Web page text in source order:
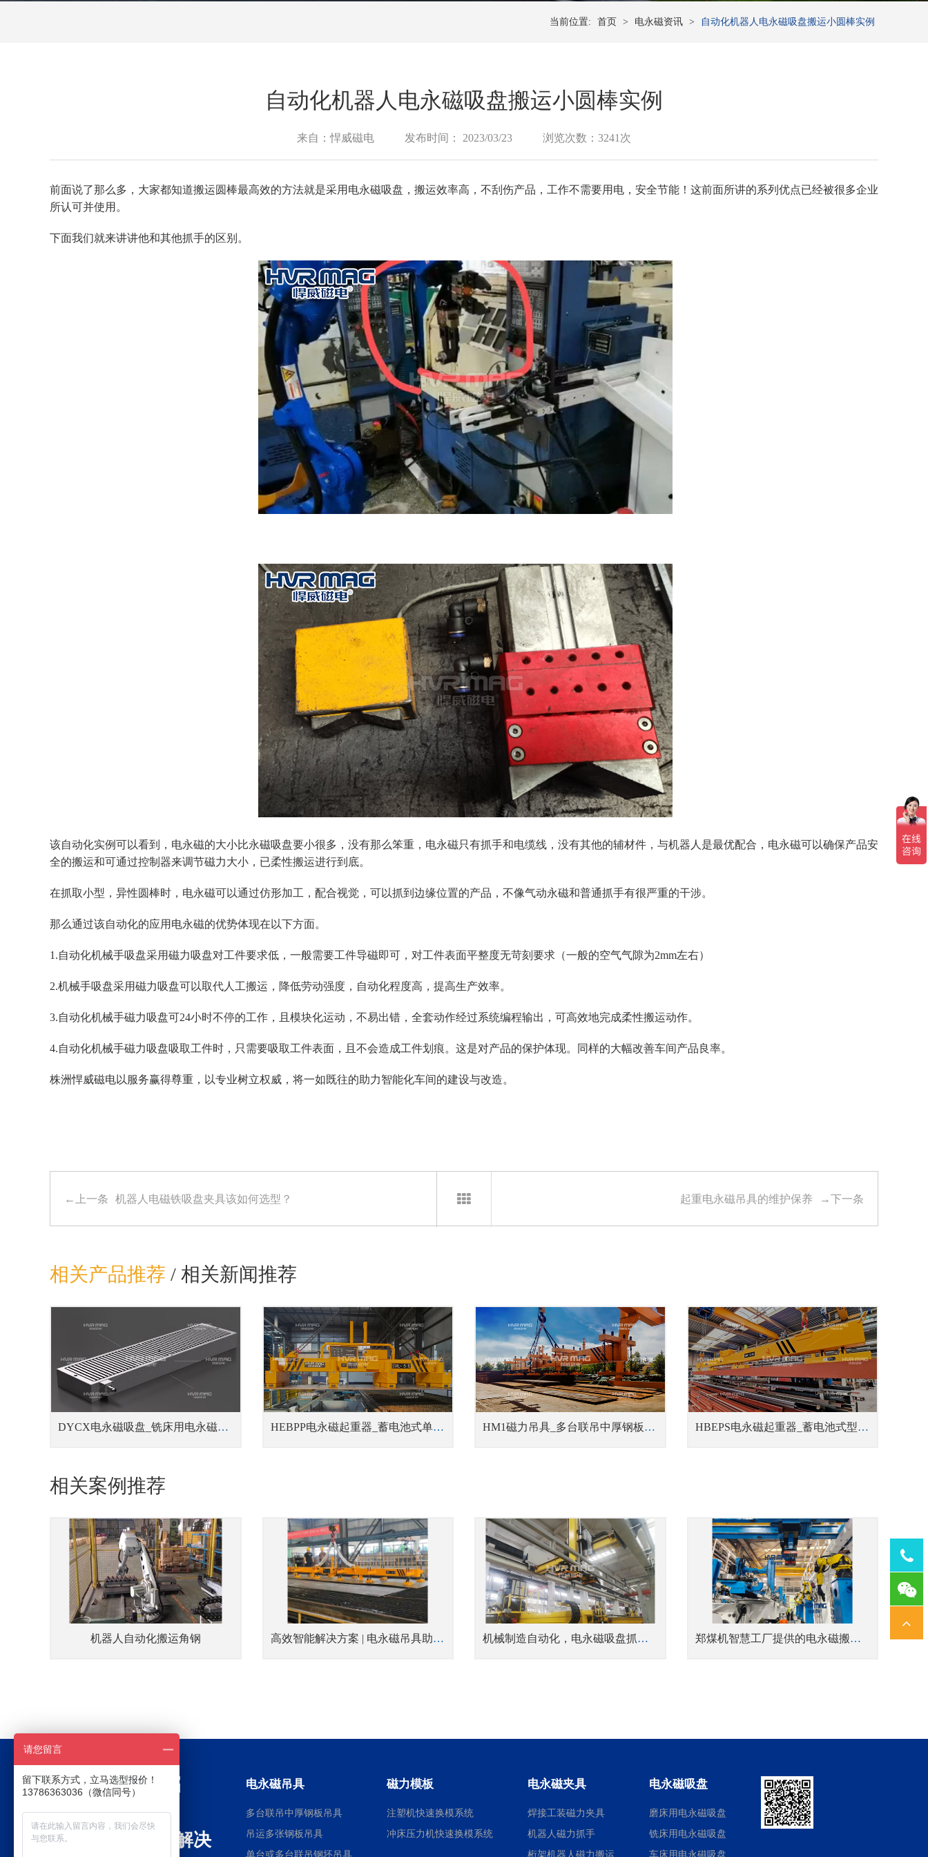
当前位置: 首页 > 电永磁资讯 > 自动化机器人电永磁吸盘搬运小圆棒实例
自动化机器人电永磁吸盘搬运小圆棒实例
来自：悍威磁电 发布时间： 2023/03/23 浏览次数：3241次
前面说了那么多，大家都知道搬运圆棒最高效的方法就是采用电永磁吸盘，搬运效率高，不刮伤产品，工作不需要用电，安全节能！这前面所讲的系列优点已经被很多企业
所认可并使用。
下面我们就来讲讲他和其他抓手的区别。
该自动化实例可以看到，电永磁的大小比永磁吸盘要小很多，没有那么笨重，电永磁只有抓手和电缆线，没有其他的辅材件，与机器人是最优配合，电永磁可以确保产品安
全的搬运和可通过控制器来调节磁力大小，已柔性搬运进行到底。
在抓取小型，异性圆棒时，电永磁可以通过仿形加工，配合视觉，可以抓到边缘位置的产品，不像气动永磁和普通抓手有很严重的干涉。
那么通过该自动化的应用电永磁的优势体现在以下方面。
1.自动化机械手吸盘采用磁力吸盘对工件要求低，一般需要工件导磁即可，对工件表面平整度无苛刻要求（一般的空气气隙为2mm左右）
2.机械手吸盘采用磁力吸盘可以取代人工搬运，降低劳动强度，自动化程度高，提高生产效率。
3.自动化机械手磁力吸盘可24小时不停的工作，且模块化运动，不易出错，全套动作经过系统编程输出，可高效地完成柔性搬运动作。
4.自动化机械手磁力吸盘吸取工件时，只需要吸取工件表面，且不会造成工件划痕。这是对产品的保护体现。同样的大幅改善车间产品良率。
株洲悍威磁电以服务赢得尊重，以专业树立权威，将一如既往的助力智能化车间的建设与改造。
←上一条 机器人电磁铁吸盘夹具该如何选型？ →下一条
起重电永磁吊具的维护保养
相关产品推荐 / 相关新闻推荐
DYCX电永磁吸盘_铣床用电永磁吸盘 HEBPP电永磁起重器_蓄电池式单张钢板吊具 HM1磁力吊具_多台联吊中厚钢板吊具 HBEPS电永磁起重器_蓄电池式型材吊具
相关案例推荐
机器人自动化搬运角钢 高效智能解决方案 | 电永磁吊具助力船业实现产能翻倍与安全生产 机械制造自动化，电永磁吸盘抓手搬运钢管 郑煤机智慧工厂提供的电永磁搬运解决方案
全球电永磁行业解决
电永磁吊具
多台联吊中厚钢板吊具
吊运多张钢板吊具
单台或多台联吊钢坯吊具
磁力模板
注塑机快速换模系统
冲床压力机快速换模系统
电永磁夹具
焊接工装磁力夹具
机器人磁力抓手
桁架机器人磁力搬运
电永磁吸盘
磨床用电永磁吸盘
铣床用电永磁吸盘
车床用电永磁吸盘
Tel：
请您留言
留下联系方式，立马选型报价！
13786363036（微信同号）